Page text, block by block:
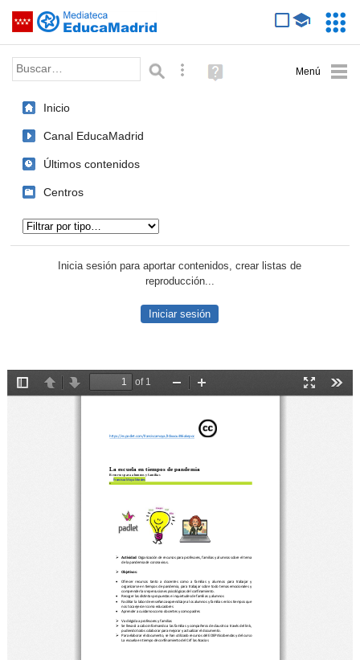
Saltar navegación
Palabra o frase: Búsqueda avanzada
Ayuda
(en
Inicio
Canal EducaMadrid
Últimos contenidos
Centros
Inicia sesión para aportar contenidos, crear listas de
reproducción...
Iniciar sesión